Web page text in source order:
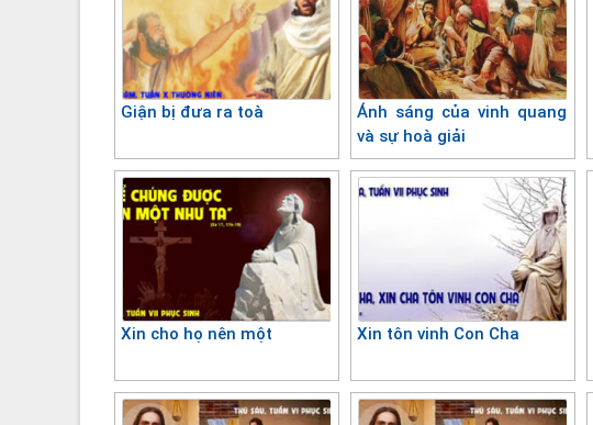
Giận bị đưa ra toà
Ánh sáng của vinh quang
và sự hoà giải
Xin cho họ nên một Xin tôn vinh Con Cha